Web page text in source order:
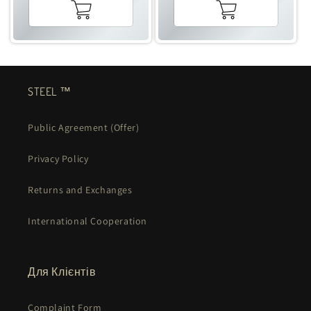
STEEL ™
Public Agreement (Offer)
Privacy Policy
Returns and Exchanges
International Cooperation
Для Клієнтів
Complaint Form